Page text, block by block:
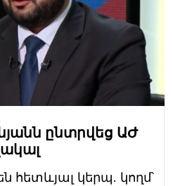
ընտրվեց ԱԺ
հետևյալ կերպ. կողմ՝